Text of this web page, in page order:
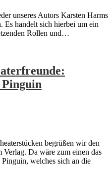
unseres Autors Karsten Harms
Es handelt sich hierbei um ein
Rollen und…
Pinguin
begrüßen wir den
Verlag. Da wäre zum einen das
welches sich an die